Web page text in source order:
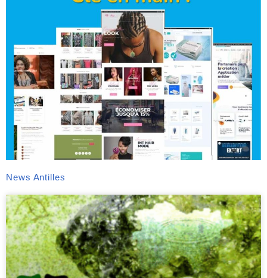
News Antilles